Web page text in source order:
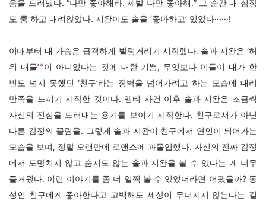
음을 드러냈다. “나만 좋아해라. 제발 나만 좋아해.” 그 순간 내 심장
도 쿵 하고 내려앉았다. 지완이도 솔을 ‘좋아하고’ 있었다······!
이때부터 내 가슴은 급격하게 벌렁거리기 시작했다. 솔과 지완은 ‘허
위 매물’*이 아니었다는 것에 대한 기쁨, 무엇보다 이들이 내가 한
번도 넘지 못했던 ‘친구’라는 장벽을 넘어가려고 하는 모습에 대리
만족을 느끼기 시작한 것이다. 엠티 사건 이후 솔과 지완은 조금씩
자신의 진심을 드러내는 용기를 보이기 시작한다. 친구로서가 아닌
다른 감정의 끌림을. 그렇게 솔과 지완이 친구에서 연인이 되어가는
모습을 보며, 정말 오랜만에 로맨스에 과몰입했다. 자신의 진짜 감정
에서 도망치지 않고 숨지도 않는 솔과 지완을 볼 수 있다는 게 너무
즐거웠다. 이런 이야기를 좀 더 일찍 볼 수 있었더라면 어땠을까? 동
성인 친구에게 좋아한다고 고백해도 세상이 무너지지 않는다는 걸